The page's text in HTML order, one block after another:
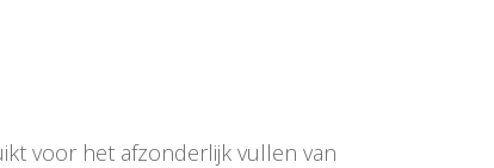
voor het afzonderlijk vullen van